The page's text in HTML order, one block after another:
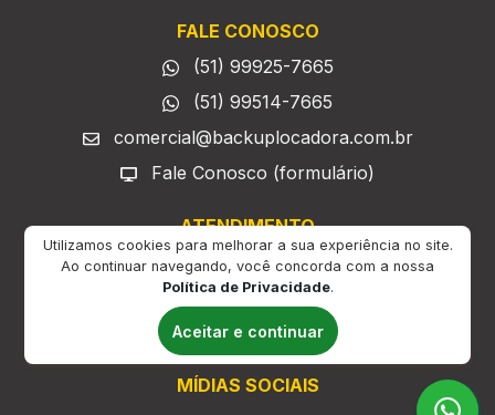
FALE CONOSCO
(51) 99925-7665
(51) 99514-7665
comercial@backuplocadora.com.br
Fale Conosco (formulário)
ATENDIMENTO
Horário de atendimento:
Segunda à sexta das 9h às 18h;
Sábado das 9h às 13h.
MÍDIAS SOCIAIS
Utilizamos cookies para melhorar a sua experiência no site.
Ao continuar navegando, você concorda com a nossa
Política de Privacidade.
Aceitar e continuar